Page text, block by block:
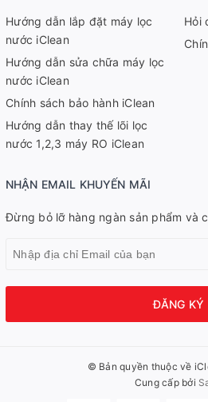
Hướng dẫn lắp đặt máy lọc
nước iClean
Hướng dẫn sửa chữa máy lọc
nước iClean
Chính sách bảo hành iClean
Hướng dẫn thay thế lõi lọc
nước 1,2,3 máy RO iClean
Hỏi
NHẬN EMAIL KHUYẾN MÃI
Đừng bỏ lỡ hàng ngàn sản phẩm và
ĐĂNG KÝ
© Bản quyền thuộc về
Cung cấp bởi